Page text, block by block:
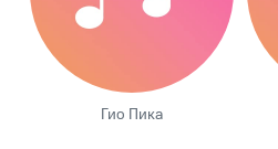
Гио Пика